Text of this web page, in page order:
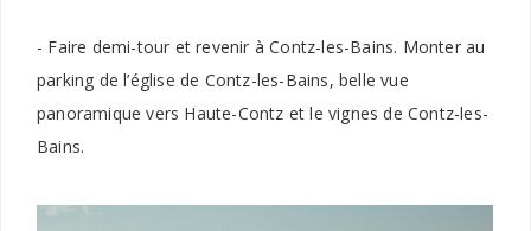
- Faire demi-tour et revenir à Contz-les-Bains. Monter au
parking de l’église de Contz-les-Bains, belle vue
panoramique vers Haute-Contz et le vignes de Contz-les-
Bains.